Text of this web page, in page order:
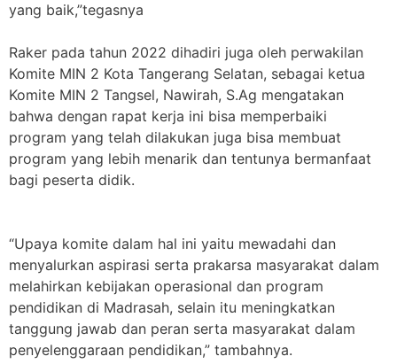
yang baik,”tegasnya
Raker pada tahun 2022 dihadiri juga oleh perwakilan
Komite MIN 2 Kota Tangerang Selatan, sebagai ketua
Komite MIN 2 Tangsel, Nawirah, S.Ag mengatakan
bahwa dengan rapat kerja ini bisa memperbaiki
program yang telah dilakukan juga bisa membuat
program yang lebih menarik dan tentunya bermanfaat
bagi peserta didik.
“Upaya komite dalam hal ini yaitu mewadahi dan
menyalurkan aspirasi serta prakarsa masyarakat dalam
melahirkan kebijakan operasional dan program
pendidikan di Madrasah, selain itu meningkatkan
tanggung jawab dan peran serta masyarakat dalam
penyelenggaraan pendidikan,” tambahnya.